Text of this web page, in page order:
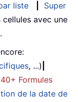
liste
Super
cellules avec une
, ...)
40+ Formules
de la date de